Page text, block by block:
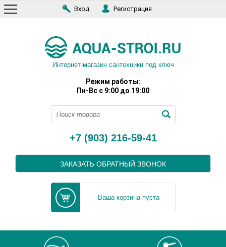
Вход Регистрация
Интернет-магазин сантехники под ключ
Режим работы:
Пн-Вс с 9:00 до 19:00
+7 (903) 216-59-41
ЗАКАЗАТЬ ОБРАТНЫЙ ЗВОНОК
Ваша корзина пуста